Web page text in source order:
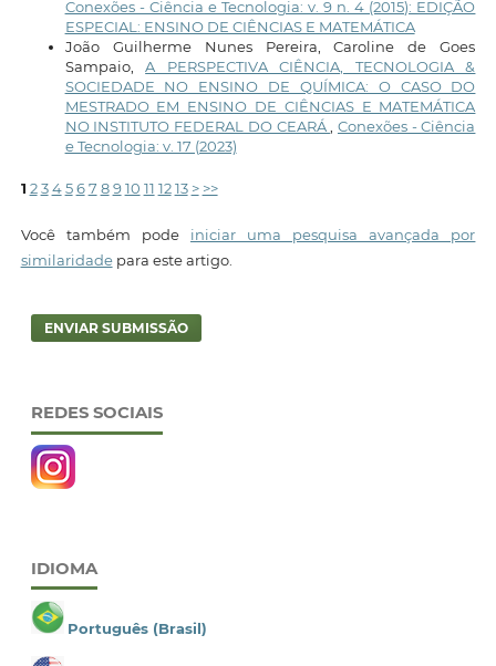
Conexões - Ciência e Tecnologia: v. 9 n. 4 (2015): EDIÇÃO
ESPECIAL: ENSINO DE CIÊNCIAS E MATEMÁTICA
João Guilherme Nunes Pereira, Caroline de Goes
Sampaio,A PERSPECTIVA CIÊNCIA, TECNOLOGIA &
SOCIEDADE NO ENSINO DE QUÍMICA: O CASO DO
MESTRADO EM ENSINO DE CIÊNCIAS E MATEMÁTICA
NO INSTITUTO FEDERAL DO CEARÁ
Conexões - Ciência
e Tecnologia: v. 17 (2023)
1 2 3 4 5 6 7 8 9 10 11 12 13 > >>
Você também pode iniciar uma pesquisa avançada por
similaridadepara este artigo.
ENVIAR SUBMISSÃO
REDES SOCIAIS
IDIOMA
Português (Brasil)